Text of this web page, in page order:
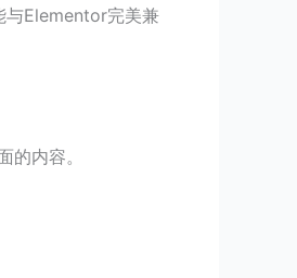
与Elementor完美兼
内容。